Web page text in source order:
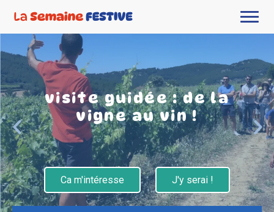
visite guidée : de la
vigne au vin !
Ca m'intéresse J'y serai !